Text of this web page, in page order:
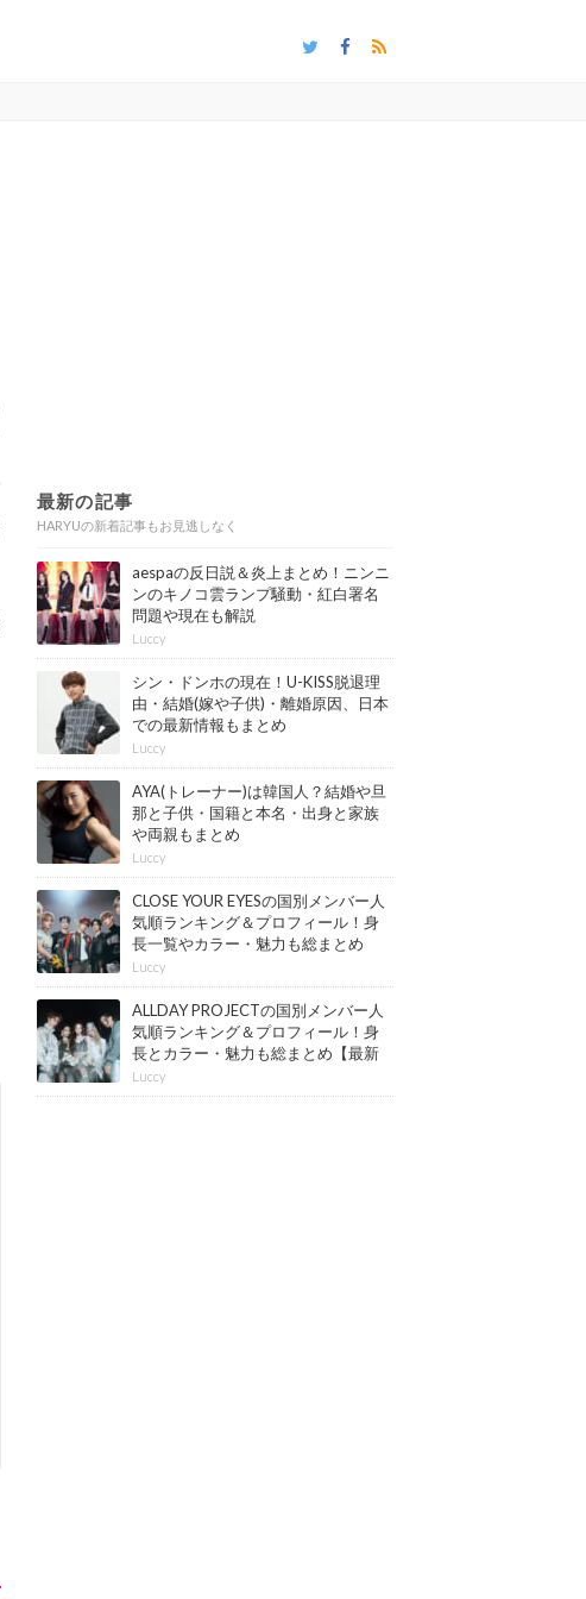
最新の記事
HARYUの新着記事もお見逃しなく
aespaの反日説＆炎上まとめ！ニンニ
ンのキノコ雲ランプ騒動・紅白署名
問題や現在も解説
Luccy
シン・ドンホの現在！U-KISS脱退理
由・結婚(嫁や子供)・離婚原因、日本
での最新情報もまとめ
Luccy
AYA(トレーナー)は韓国人？結婚や旦
那と子供・国籍と本名・出身と家族
や両親もまとめ
Luccy
CLOSE YOUR EYESの国別メンバー人
気順ランキング＆プロフィール！身
長一覧やカラー・魅力も総まとめ
【最新版】
Luccy
ALLDAY PROJECTの国別メンバー人
気順ランキング＆プロフィール！身
長とカラー・魅力も総まとめ【最新
版】
Luccy